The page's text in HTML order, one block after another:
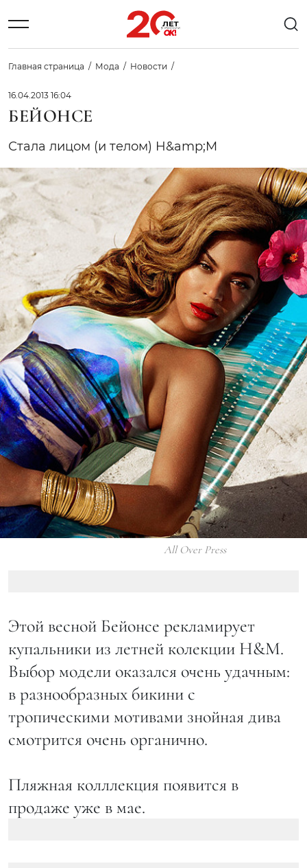
Главная страница Мода Новости
16.04.2013 16:04
БЕЙОНСЕ
Стала лицом (и телом) H&amp;M
All Over Press
Этой весной Бейонсе рекламирует
купальники из летней колекции H&M.
Выбор модели оказался очень удачным:
в разнообразных бикини с
тропическими мотивами знойная дива
смотрится очень органично.
Пляжная колллекция появится в
продаже уже в мае.